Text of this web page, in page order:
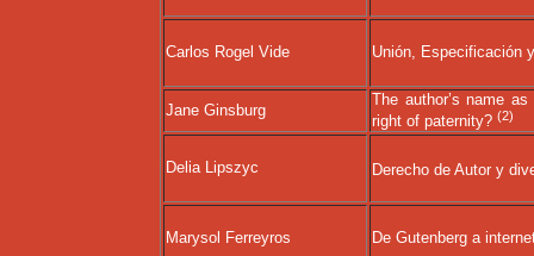
Carlos Rogel Vide Unión, Especificación
Jane Ginsburg
The author’s name
right of paternity?(2)
Delia Lipszyc Derecho de Autor y
Marysol Ferreyros De Gutenberg a